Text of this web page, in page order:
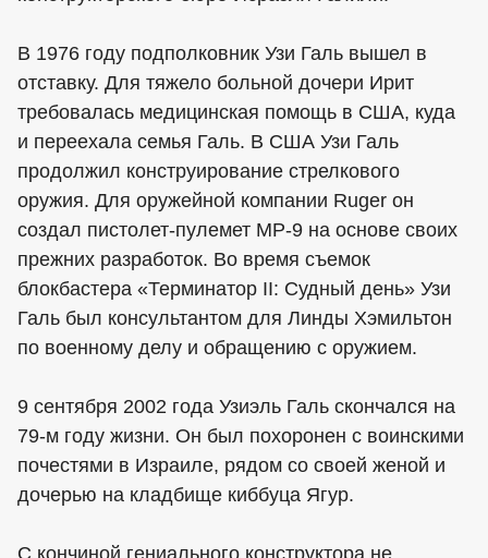
В 1976 году подполковник Узи Галь вышел в
отставку. Для тяжело больной дочери Ирит
требовалась медицинская помощь в США, куда
и переехала семья Галь. В США Узи Галь
продолжил конструирование стрелкового
оружия. Для оружейной компании Ruger он
создал пистолет-пулемет МР-9 на основе своих
прежних разработок. Во время съемок
блокбастера «Терминатор II: Судный день» Узи
Галь был консультантом для Линды Хэмильтон
по военному делу и обращению с оружием.
9 сентября 2002 года Узиэль Галь скончался на
79-м году жизни. Он был похоронен с воинскими
почестями в Израиле, рядом со своей женой и
дочерью на кладбище киббуца Ягур.
С кончиной гениального конструктора не